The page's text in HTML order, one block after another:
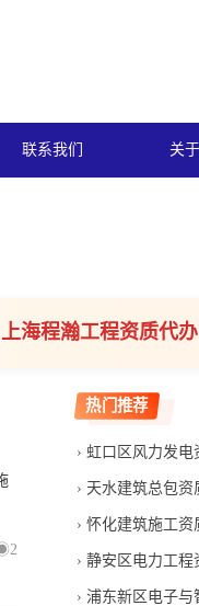
联系我们 关
上海程瀚工程资质代办
2
热门推荐
虹口区风力发电
天水建筑总包资
怀化建筑施工资
静安区电力工程
浦东新区电子与